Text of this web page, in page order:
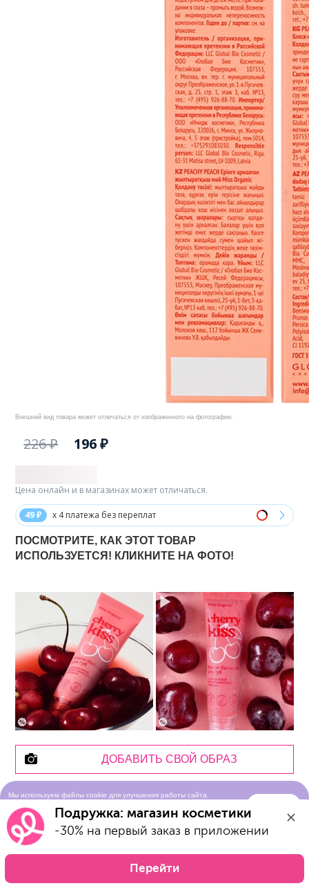
Внешний вид товара может отличаться от изображенного на фотографии.
226 ₽ 196 ₽
49 ₽ x 4 платежа без переплат
Цена онлайн и в магазинах может отличаться.
ПОСМОТРИТЕ, КАК ЭТОТ ТОВАР
ИСПОЛЬЗУЕТСЯ! КЛИКНИТЕ НА ФОТО!
ДОБАВИТЬ СВОЙ ОБРАЗ
Описание
Характеристики
отзывы
Обзор от бренда
Мы используем файлы cookie для улучшения работы сайта.
использования cookie-файловПодружка: магазин косметики
-30% на первый заказ в приложении
Перейти